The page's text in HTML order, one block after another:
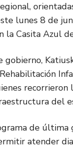
lunes 8 de
Casita Azul
recorrieron
del
de última
atender